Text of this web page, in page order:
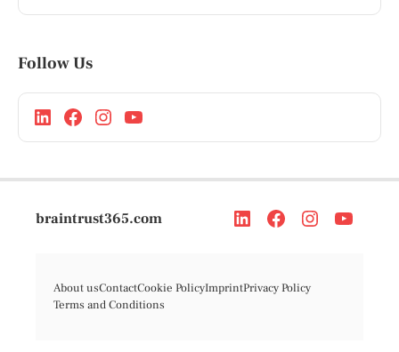
Follow Us
braintrust365.com
About usContactCookie PolicyImprintPrivacy Policy
Terms and Conditions